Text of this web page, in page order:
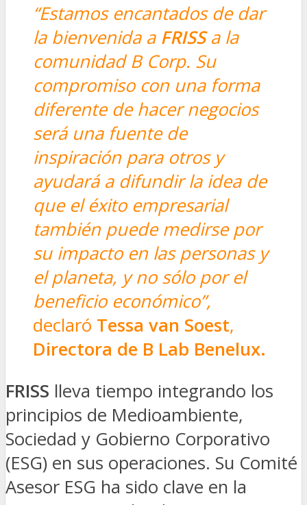
“Estamos encantados de dar
la bienvenida a FRISSa la
comunidad B Corp. Su
compromiso con una forma
diferente de hacer negocios
será una fuente de
inspiración para otros y
ayudará a difundir la idea de
que el éxito empresarial
también puede medirse por
su impacto en las personas y
el planeta, y no sólo por el
beneficio económico”,
declaró Tessa van Soest,
Directora de B Lab Benelux.
FRISS lleva tiempo integrando los
principios de Medioambiente,
Sociedad y Gobierno Corporativo
(ESG) en sus operaciones. Su Comité
Asesor ESG ha sido clave en la